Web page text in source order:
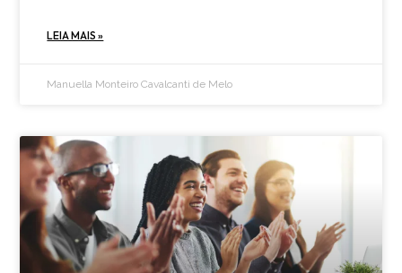
LEIA MAIS »
Manuella Monteiro Cavalcanti de Melo